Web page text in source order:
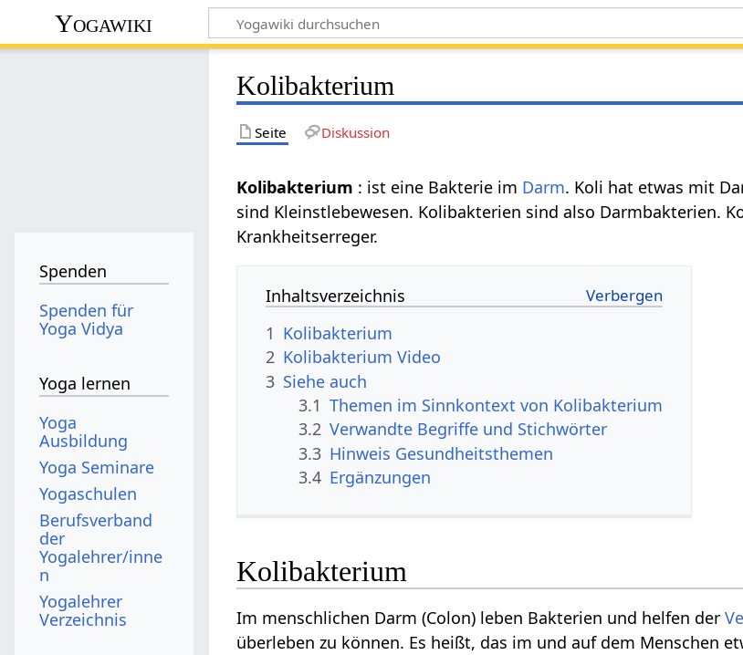
Yogawiki
Kolibakterium
Seite Diskussion
Kolibakterium : ist eine Bakterie im Darm. Koli hat etwas mit
sind Kleinstlebewesen. Kolibakterien sind also Darmbakterien.
Krankheitserreger.
Inhaltsverzeichnis
1 Kolibakterium
2 Kolibakterium Video
3 Siehe auch
3.1 Themen im Sinnkontext von Kolibakterium
3.2 Verwandte Begriffe und Stichwörter
3.3 Hinweis Gesundheitsthemen
3.4 Ergänzungen
Kolibakterium
Im menschlichen Darm (Colon) leben Bakterien und helfen der
überleben zu können. Es heißt, das im und auf dem Menschen
Spenden
Spenden für
Yoga Vidya
Yoga lernen
Yoga
Ausbildung
Yoga Seminare
Yogaschulen
Berufsverband
der
Yogalehrer/inne
n
Yogalehrer
Verzeichnis